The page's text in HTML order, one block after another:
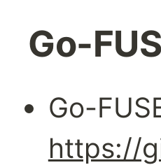
Go-
Go-
https://